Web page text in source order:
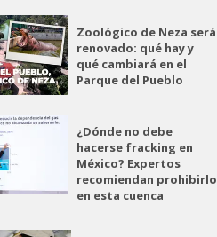
Zoológico de Neza será
renovado: qué hay y
qué cambiará en el
Parque del Pueblo
¿Dónde no debe
hacerse fracking en
México? Expertos
recomiendan prohibirlo
en esta cuenca